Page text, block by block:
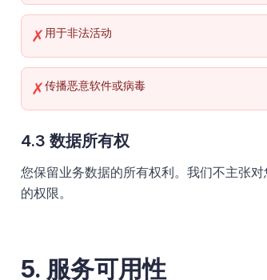
✗ 用于非法活动
✗传播恶意软件或病毒
4.3 数据所有权
您保留业务数据的所有权利。我们不主张
的权限。
5. 服务可用性